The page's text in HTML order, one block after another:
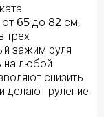
от 65 до 82 см,
трех
зажим руля
на любой
снизить
делают руление